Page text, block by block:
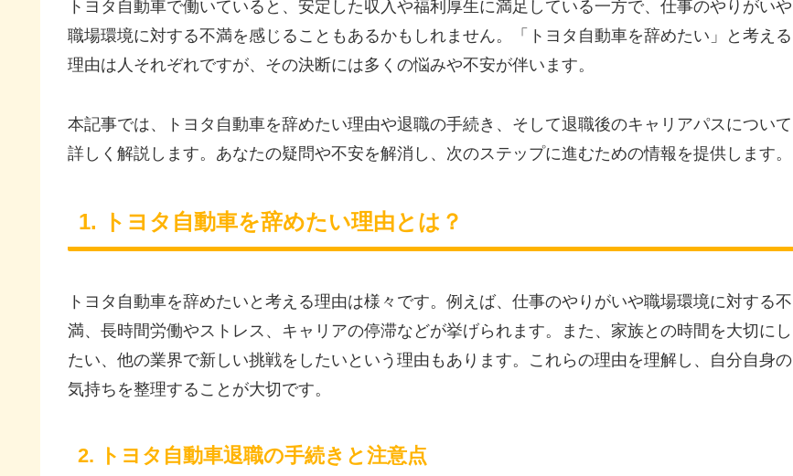
トヨタ自動車で働いていると、安定した収入や福利厚生に満足している一方で、仕事のやりがいや
職場環境に対する不満を感じることもあるかもしれません。「トヨタ自動車を辞めたい」と考える
理由は人それぞれですが、その決断には多くの悩みや不安が伴います。
本記事では、トヨタ自動車を辞めたい理由や退職の手続き、そして退職後のキャリアパスについて
詳しく解説します。あなたの疑問や不安を解消し、次のステップに進むための情報を提供します。
1. トヨタ自動車を辞めたい理由とは？
トヨタ自動車を辞めたいと考える理由は様々です。例えば、仕事のやりがいや職場環境に対する不
満、長時間労働やストレス、キャリアの停滞などが挙げられます。また、家族との時間を大切にし
たい、他の業界で新しい挑戦をしたいという理由もあります。これらの理由を理解し、自分自身の
気持ちを整理することが大切です。
2. トヨタ自動車退職の手続きと注意点